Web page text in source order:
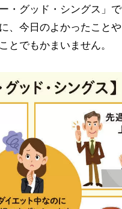
・グッド・シングス」
、今日のよかったこと
とでもかまいません。